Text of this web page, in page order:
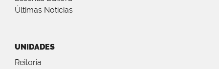
Últimas Notícias
UNIDADES
Reitoria